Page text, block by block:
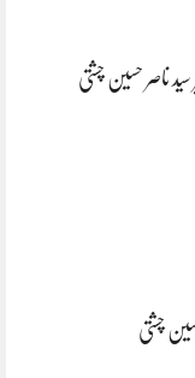
ناصر حسین چشتی
چشتی